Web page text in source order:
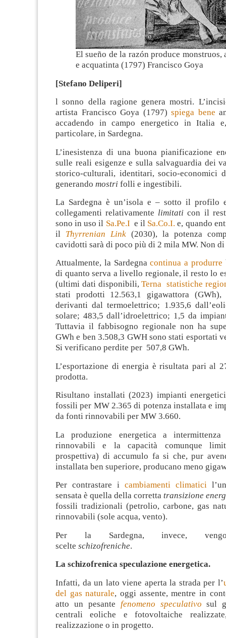
El sueño de la razón produce monstruos,
e acquatinta (1797) Francisco Goya
[Stefano Deliperi]
l sonno della ragione genera mostri.
artista Francisco Goya (1797) spiega bene
accadendo in campo energetico in Italia
particolare, in Sardegna.
L’inesistenza di una buona pianificazione
sulle reali esigenze e sulla salvaguardia dei
storico-culturali, identitari, socio-economici
generando mostri folli e ingestibili.
La Sardegna è un’isola e – sotto il profilo
collegamenti relativamente limitati con il
sono in uso il Sa.Pe.I e il Sa.Co.I. e, quando
il Thyrrenian Link (2030), la potenza
cavidotti sarà di poco più di 2 mila MW. Non
Attualmente, la Sardegnacontinua a produrre
di quanto serva a livello regionale, il resto lo
(ultimi dati disponibili,Terna statistiche
stati prodotti 12.563,1 gigawattora
derivanti dal termoelettrico; 1.935,6
solare; 483,5 dall’idroelettrico; 1,5 da
Tuttavia il fabbisogno regionale non ha
GWh e ben 3.508,3 GWH sono stati esportati
Si verificano perdite per 507,8 GWh.
L’esportazione di energia è risultata pari al
prodotta.
Risultano installati (2023) impianti
fossili per MW 2.365 di potenza installata e
da fonti rinnovabili per MW 3.660.
La produzione energetica a
rinnovabili e la capacità comunque
prospettiva) di accumulo fa si che, pur
installata ben superiore, producano meno
Per contrastare i cambiamenti climatici
sensata è quella della corretta transizione
fossili tradizionali (petrolio, carbone, gas
rinnovabili (sole acqua, vento).
Per la Sardegna, invece,
scelte schizofreniche.
La schizofrenica speculazione energetica.
Infatti, da un lato viene aperta la strada per l’
del gas naturale, oggi assente, mentre in
atto un pesante fenomeno speculativo sul
centrali eoliche e fotovoltaiche
realizzazione o in progetto.